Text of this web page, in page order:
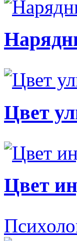
Цвет
Цвет